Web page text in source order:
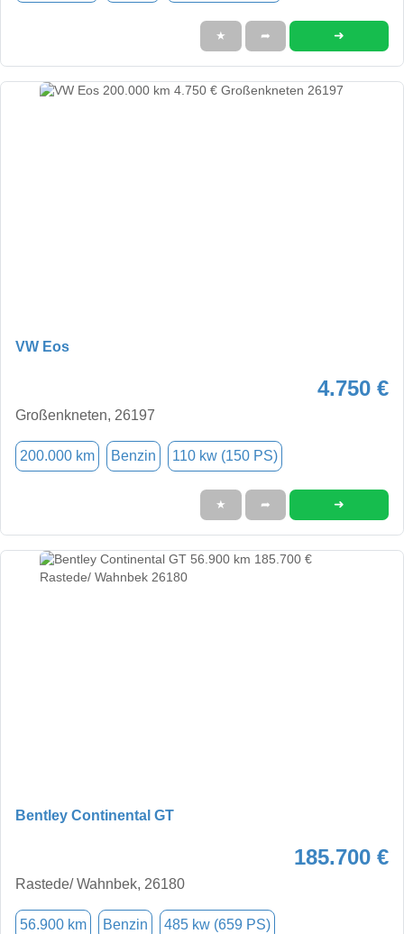
★ ➦ ➜
VW Eos
4.750 €
Großenkneten, 26197
200.000 km Benzin 110 kw (150 PS)
★ ➦ ➜
Bentley Continental GT
185.700 €
Rastede/ Wahnbek, 26180
56.900 km Benzin 485 kw (659 PS)